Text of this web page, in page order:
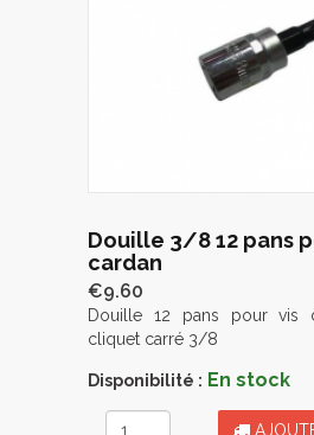
Douille 3/8 12 pans
cardan
€9.60
Douille 12 pans pour vis
cliquet carré 3/8
Disponibilité : En stock